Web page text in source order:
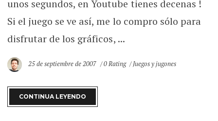
unos segundos, en Youtube tienes decenas !
Si el juego se ve así, me lo compro sólo para
disfrutar de los gráficos, ...
25 de septiembre de 2007 0 Rating Juegos y jugones
CONTINUA LEYENDO